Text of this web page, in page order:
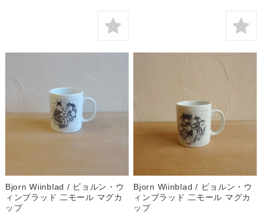
Bjorn Wiinblad / ビョルン・ウ
ィンブラッド 二モール マグカ
ップ
Bjorn Wiinblad / ビョルン・ウ
ィンブラッド 二モール マグカ
ップ